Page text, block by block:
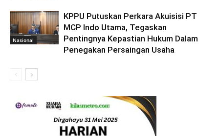
Nasional
KPPU Putuskan Perkara Akuisisi PT
MCP Indo Utama, Tegaskan
Pentingnya Kepastian Hukum Dalam
Penegakan Persaingan Usaha